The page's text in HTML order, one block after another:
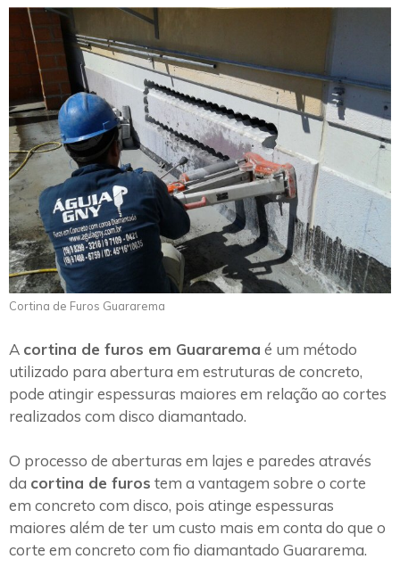
Cortina de Furos Guararema
A cortina de furos em Guararema é um método
utilizado para abertura em estruturas de concreto,
pode atingir espessuras maiores em relação ao cortes
realizados com disco diamantado.
O processo de aberturas em lajes e paredes através
da cortina de furos tem a vantagem sobre o corte
em concreto com disco, pois atinge espessuras
maiores além de ter um custo mais em conta do que o
corte em concreto com fio diamantado Guararema.